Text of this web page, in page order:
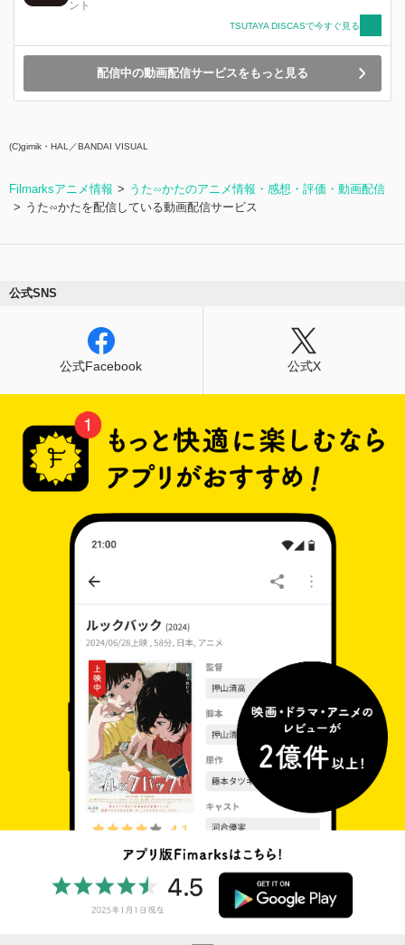
ント
TSUTAYA DISCASで今すぐ見る
配信中の動画配信サービスをもっと見る
(C)gimik・HAL／BANDAI VISUAL
Filmarksアニメ情報
うた∽かたのアニメ情報・感想・評価・動画配信
うた∽かたを配信している動画配信サービス
公式SNS
公式Facebook 公式X